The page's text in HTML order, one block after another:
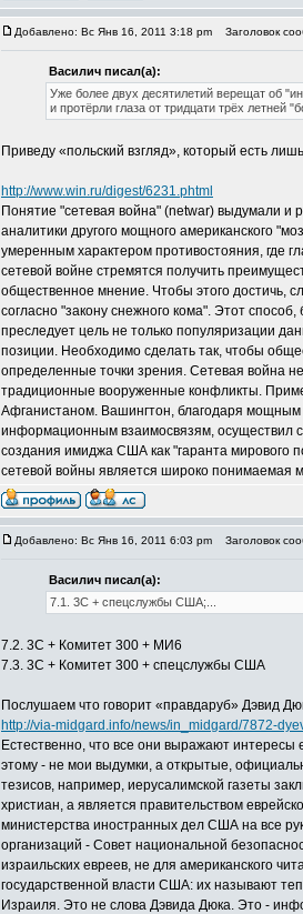
Добавлено: Вс Янв 16, 2011 3:18 pm Заголовок
Василич писал(а):
Уже более двух десятилетий верещат об
и протёрли глаза от тридцати трёх летней
Приведу «польский взгляд», который есть
http://www.win.ru/digest/6231.phtml
Понятие "сетевая война" (netwar) выдумали и
аналитики другого мощного американского
умеренным характером противостояния, где
сетевой войне стремятся получить
общественное мнение. Чтобы этого достичь,
согласно "закону снежного кома". Этот
преследует цель не только популяризации
позиции. Необходимо сделать так, чтобы
определенные точки зрения. Сетевая война
традиционные вооруженные конфликты.
Афганистаном. Вашингтон, благодаря мощным
информационным взаимосвязям, осуществил
создания имиджа США как "гаранта мирового
сетевой войны является широко понимаемая
Добавлено: Вс Янв 16, 2011 6:03 pm Заголовок
Василич писал(а):
7.1. 3С + спецслужбы США;...
7.2. 3С + Комитет 300 + МИ6
7.3. 3С + Комитет 300 + спецслужбы США
Послушаем что говорит «правдаруб» Дэвид
http://via-midgard.info/news/in_midgard/7872-
Естественно, что все они выражают
этому - не мои выдумки, а открытые,
тезисов, например, иерусалимской газеты
христиан, а является правительством
министерства иностранных дел США на все
организаций - Совет национальной
израильских евреев, не для американского
государственной власти США: их называют
Израиля. Это не слова Дэвида Дюка. Это -